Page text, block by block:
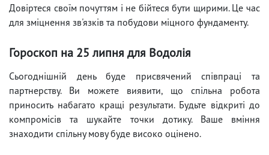
Довіртеся своїм почуттям і не бійтеся бути щирими. Це час
для зміцнення зв'язків та побудови міцного фундаменту.
Гороскоп на 25 липня для Водолія
Сьогоднішній день буде присвячений співпраці та
партнерству. Ви можете виявити, що спільна робота
приносить набагато кращі результати. Будьте відкриті до
компромісів та шукайте точки дотику. Ваше вміння
знаходити спільну мову буде високо оцінено.